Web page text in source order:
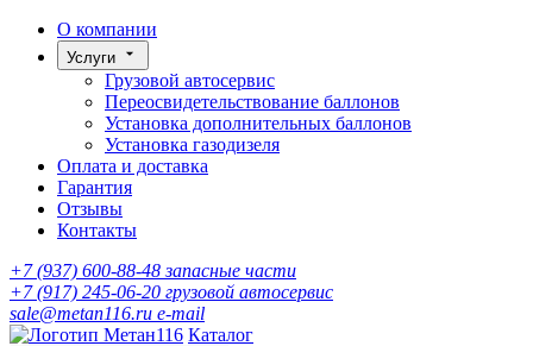
О компании
Услуги
Грузовой автосервис
Переосвидетельствование баллонов
Установка дополнительных баллонов
Установка газодизеля
Оплата и доставка
Гарантия
Отзывы
Контакты
+7 (937) 600-88-48запасные части
+7 (917) 245-06-20 грузовой автосервис
sale@metan116.ru e-mail
Каталог